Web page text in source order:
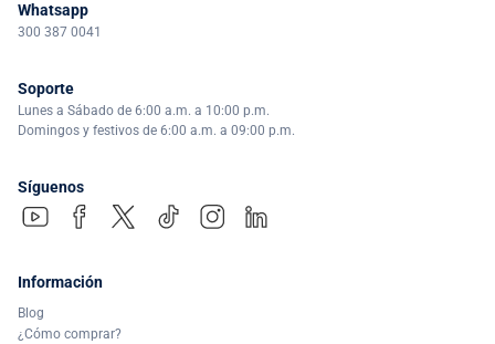
Whatsapp
300 387 0041
Soporte
Lunes a Sábado de 6:00 a.m. a 10:00 p.m.
Domingos y festivos de 6:00 a.m. a 09:00 p.m.
Síguenos
Información
Blog
¿Cómo comprar?